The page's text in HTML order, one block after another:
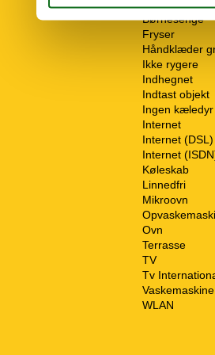
Bruser
Børnesenge
Fryser
Håndklæder
Ikke rygere
Indhegnet
Indtast objekt
Ingen kæledyr
Internet
Internet (DSL)
Internet
Køleskab
Linnedfri
Mikroovn
Ovn
Terrasse
TV
Tv
Vaskemaskine
WLAN